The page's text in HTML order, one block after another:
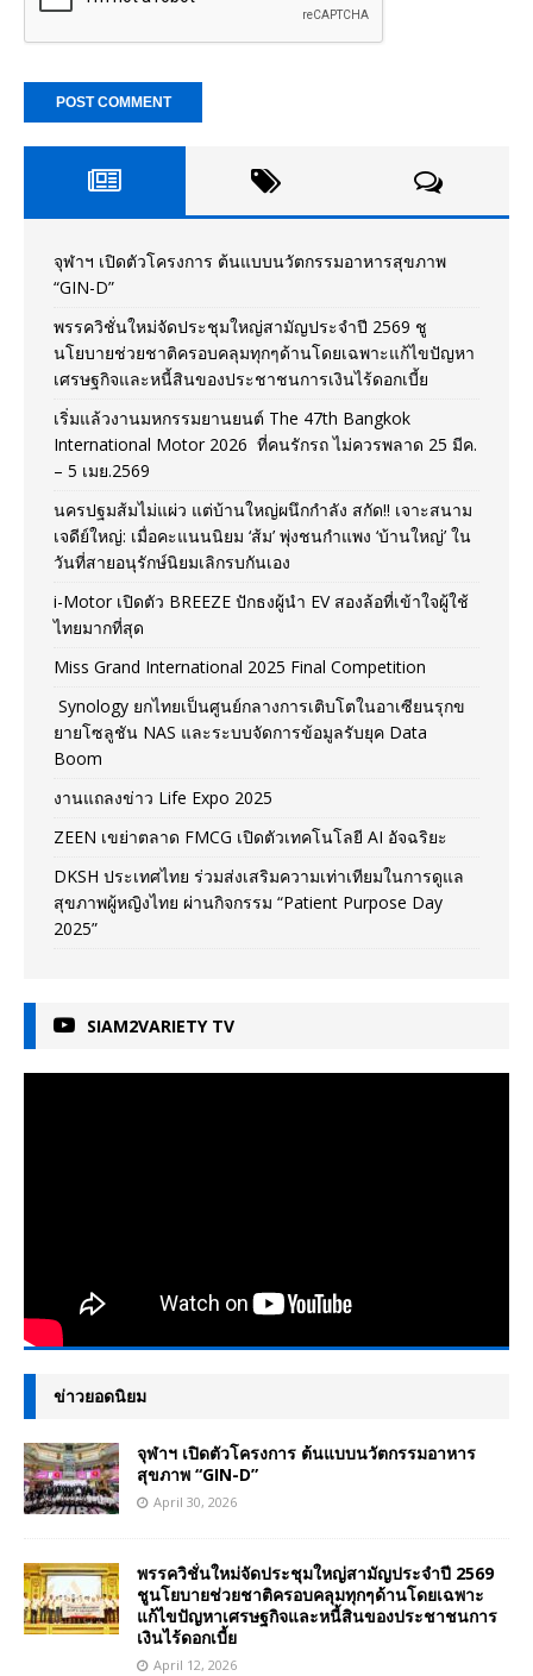
จุฬาฯ เปิดตัวโครงการ ต้นแบบนวัตกรรมอาหารสุขภาพ
“GIN-D”
พรรควิชั่นใหม่จัดประชุมใหญ่สามัญประจำปี 2569 ชู
นโยบายช่วยชาติครอบคลุมทุกๆด้านโดยเฉพาะแก้ไขปัญหา
เศรษฐกิจและหนี้สินของประชาชนการเงินไร้ดอกเบี้ย
เริ่มแล้วงานมหกรรมยานยนต์ The 47th Bangkok
International Motor 2026 ที่คนรักรถ ไม่ควรพลาด 25 มีค.
– 5 เมย.2569
นครปฐมส้มไม่แผ่ว แต่บ้านใหญ่ผนึกกำลัง สกัด!! เจาะสนาม
เจดีย์ใหญ่: เมื่อคะแนนนิยม ‘ส้ม’ พุ่งชนกำแพง ‘บ้านใหญ่’ ใน
วันที่สายอนุรักษ์นิยมเลิกรบกันเอง
i-Motor เปิดตัว BREEZE ปักธงผู้นำ EV สองล้อที่เข้าใจผู้ใช้
ไทยมากที่สุด
Miss Grand International 2025 Final Competition
Synology ยกไทยเป็นศูนย์กลางการเติบโตในอาเซียนรุกข
ยายโซลูชัน NAS และระบบจัดการข้อมูลรับยุค Data
Boom
งานแถลงข่าว Life Expo 2025
ZEEN เขย่าตลาด FMCG เปิดตัวเทคโนโลยี AI อัจฉริยะ
DKSH ประเทศไทย ร่วมส่งเสริมความเท่าเทียมในการดูแล
สุขภาพผู้หญิงไทย ผ่านกิจกรรม “Patient Purpose Day
2025”
SIAM2VARIETY TV
ข่าวยอดนิยม
จุฬาฯ เปิดตัวโครงการ ต้นแบบนวัตกรรมอาหาร
สุขภาพ “GIN-D”
April 30, 2026
พรรควิชั่นใหม่จัดประชุมใหญ่สามัญประจำปี 2569
ชูนโยบายช่วยชาติครอบคลุมทุกๆด้านโดยเฉพาะ
แก้ไขปัญหาเศรษฐกิจและหนี้สินของประชาชนการ
เงินไร้ดอกเบี้ย
April 12, 2026